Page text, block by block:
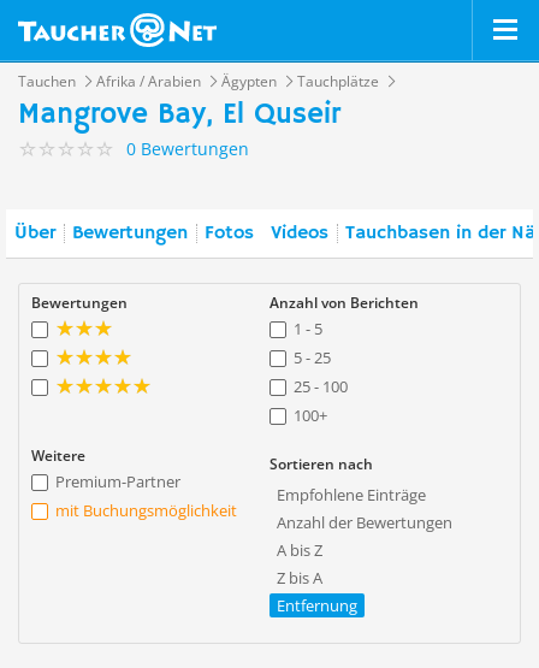
Tauchen Afrika / Arabien Ägypten Tauchplätze
Mangrove Bay, El Quseir
0 Bewertungen
Über Bewertungen Fotos Videos Tauchbasen in der
Bewertungen Anzahl von Berichten
1 - 5
5 - 25
25 - 100
100+
Weitere
Premium-Partner
mit Buchungsmöglichkeit
Sortieren nach
Empfohlene Einträge
Anzahl der Bewertungen
A bis Z
Z bis A
Entfernung